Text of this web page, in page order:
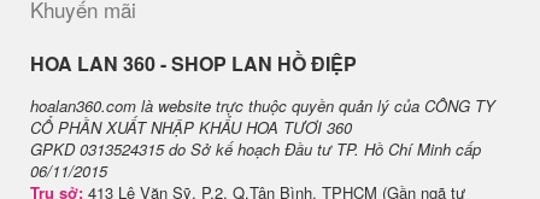
Khuyến mãi
H​OA LAN 360 - SHOP LAN HỒ ĐIỆP
hoalan360.com là website trực thuộc quyền quản lý của CÔNG TY
CỔ PHẦN XUẤT NHẬP KHẨU HOA TƯƠI 360
GPKD 0313524315 do Sở kế hoạch Đầu tư TP. Hồ Chí Minh cấp
06/11/2015
Trụ sở: 413 Lê Văn Sỹ, P.2, Q.Tân Bình, TPHCM (Gần ngã tư